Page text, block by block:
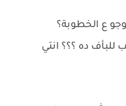
ع الخطوبة؟
للبأف ده ؟؟؟ انتي